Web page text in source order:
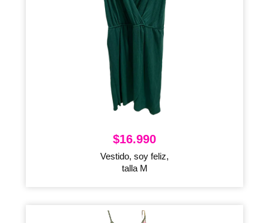
$16.990
Vestido, soy feliz,
talla M